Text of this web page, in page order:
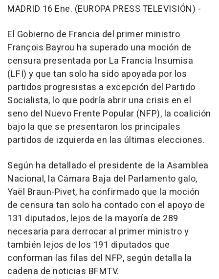
MADRID 16 Ene. (EUROPA PRESS TELEVISIÓN) -
El Gobierno de Francia del primer ministro
François Bayrou ha superado una moción de
censura presentada por La Francia Insumisa
(LFI) y que tan solo ha sido apoyada por los
partidos progresistas a excepción del Partido
Socialista, lo que podría abrir una crisis en el
seno del Nuevo Frente Popular (NFP), la coalición
bajo la que se presentaron los principales
partidos de izquierda en las últimas elecciones.
Según ha detallado el presidente de la Asamblea
Nacional, la Cámara Baja del Parlamento galo,
Yaël Braun-Pivet, ha confirmado que la moción
de censura tan solo ha contado con el apoyo de
131 diputados, lejos de la mayoría de 289
necesaria para derrocar al primer ministro y
también lejos de los 191 diputados que
conforman las filas del NFP, según detalla la
cadena de noticias BFMTV.